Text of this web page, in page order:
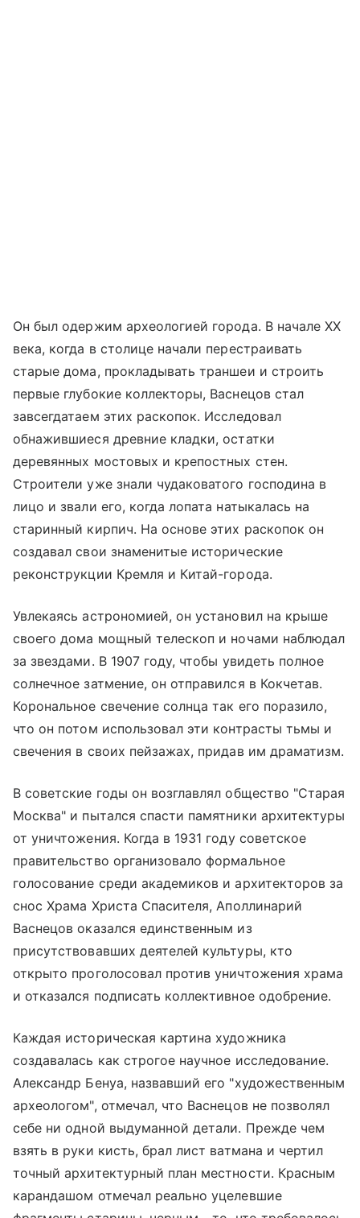
Он был одержим археологией города. В начале XX
века, когда в столице начали перестраивать
старые дома, прокладывать траншеи и строить
первые глубокие коллекторы, Васнецов стал
завсегдатаем этих раскопок. Исследовал
обнажившиеся древние кладки, остатки
деревянных мостовых и крепостных стен.
Строители уже знали чудаковатого господина в
лицо и звали его, когда лопата натыкалась на
старинный кирпич. На основе этих раскопок он
создавал свои знаменитые исторические
реконструкции Кремля и Китай-города.
Увлекаясь астрономией, он установил на крыше
своего дома мощный телескоп и ночами наблюдал
за звездами. В 1907 году, чтобы увидеть полное
солнечное затмение, он отправился в Кокчетав.
Корональное свечение солнца так его поразило,
что он потом использовал эти контрасты тьмы и
свечения в своих пейзажах, придав им драматизм.
В советские годы он возглавлял общество "Старая
Москва" и пытался спасти памятники архитектуры
от уничтожения. Когда в 1931 году советское
правительство организовало формальное
голосование среди академиков и архитекторов за
сносХрама Христа Спасителя, Аполлинарий
Васнецов оказался единственным из
присутствовавших деятелей культуры, кто
открыто проголосовал против уничтожения храма
и отказался подписать коллективное одобрение.
Каждая историческая картина художника
создавалась как строгое научное исследование.
Александр Бенуа, назвавший его "художественным
археологом", отмечал, что Васнецов не позволял
себе ни одной выдуманной детали. Прежде чем
взять в руки кисть, брал лист ватмана и чертил
точный архитектурный план местности. Красным
карандашом отмечал реально уцелевшие